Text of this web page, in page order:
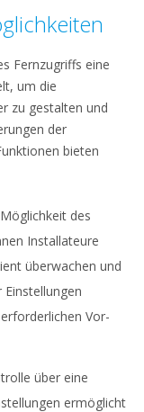
Fernzugriffs eine
um die
zu gestalten und
der
bieten
des
Installateure
überwachen und
Vor-
über eine
ermöglicht